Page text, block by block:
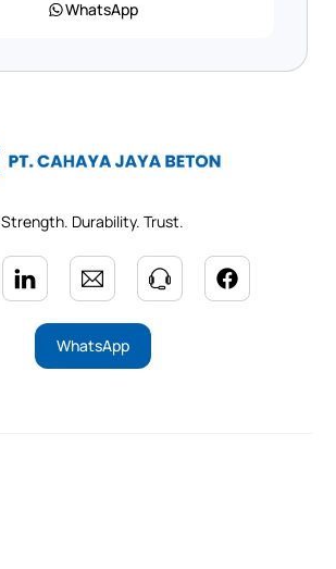
WhatsApp
Strength. Durability. Trust.
WhatsApp